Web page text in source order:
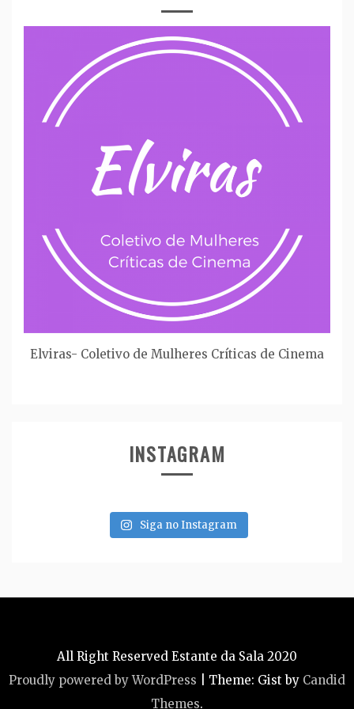
Elviras- Coletivo de Mulheres Críticas de Cinema
INSTAGRAM
Siga no Instagram
All Right Reserved Estante da Sala 2020
Proudly powered by WordPress
Theme: Gist by Candid
Themes.